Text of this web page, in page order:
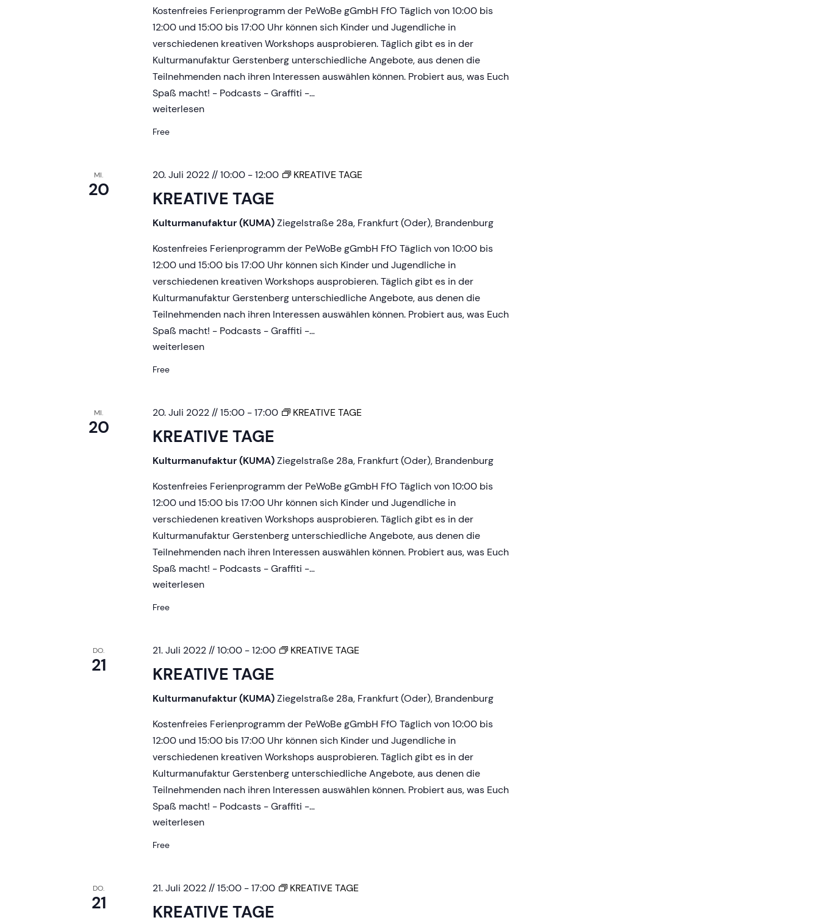
w
Kostenfreies Ferienprogramm der PeWoBe gGmbH FfO Täglich von 10:00 bis
12:00 und 15:00 bis 17:00 Uhr können sich Kinder und Jugendliche in
verschiedenen kreativen Workshops ausprobieren. Täglich gibt es in der
Kulturmanufaktur Gerstenberg unterschiedliche Angebote, aus denen die
Teilnehmenden nach ihren Interessen auswählen können. Probiert aus, was Euch
Spaß macht! - Podcasts - Graffiti -…
KREATIVE
weiterlesen
Free
MI.
20
20. Juli 2022 // 10:00-12:00 KREATIVE TAGE
KREATIVE TAGE
Kulturmanufaktur (KUMA)Ziegelstraße 28a, Frankfurt (Oder), Brandenburg
Kostenfreies Ferienprogramm der PeWoBe gGmbH FfO Täglich von 10:00 bis
12:00 und 15:00 bis 17:00 Uhr können sich Kinder und Jugendliche in
verschiedenen kreativen Workshops ausprobieren. Täglich gibt es in der
Kulturmanufaktur Gerstenberg unterschiedliche Angebote, aus denen die
Teilnehmenden nach ihren Interessen auswählen können. Probiert aus, was Euch
Spaß macht! - Podcasts - Graffiti -…
KREATIVE
weiterlesen
Free
MI.
20
20. Juli 2022 // 15:00-17:00 KREATIVE TAGE
KREATIVE TAGE
Kulturmanufaktur (KUMA)Ziegelstraße 28a, Frankfurt (Oder), Brandenburg
Kostenfreies Ferienprogramm der PeWoBe gGmbH FfO Täglich von 10:00 bis
12:00 und 15:00 bis 17:00 Uhr können sich Kinder und Jugendliche in
verschiedenen kreativen Workshops ausprobieren. Täglich gibt es in der
Kulturmanufaktur Gerstenberg unterschiedliche Angebote, aus denen die
Teilnehmenden nach ihren Interessen auswählen können. Probiert aus, was Euch
Spaß macht! - Podcasts - Graffiti -…
KREATIVE
weiterlesen
Free
DO.
21
21. Juli 2022 // 10:00-12:00 KREATIVE TAGE
KREATIVE TAGE
Kulturmanufaktur (KUMA)Ziegelstraße 28a, Frankfurt (Oder), Brandenburg
Kostenfreies Ferienprogramm der PeWoBe gGmbH FfO Täglich von 10:00 bis
12:00 und 15:00 bis 17:00 Uhr können sich Kinder und Jugendliche in
verschiedenen kreativen Workshops ausprobieren. Täglich gibt es in der
Kulturmanufaktur Gerstenberg unterschiedliche Angebote, aus denen die
Teilnehmenden nach ihren Interessen auswählen können. Probiert aus, was Euch
Spaß macht! - Podcasts - Graffiti -…
KREATIVE
weiterlesen
Free
DO.
21
21. Juli 2022 // 15:00-17:00 KREATIVE TAGE
KREATIVE TAGE